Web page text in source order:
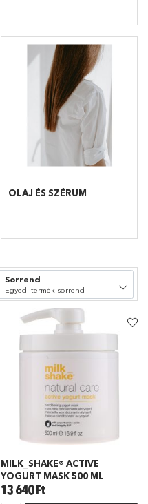
OLAJ ÉS SZÉRUM
Sorrend
MILK_SHAKE® ACTIVE
YOGURT MASK 500 ML
13 640Ft